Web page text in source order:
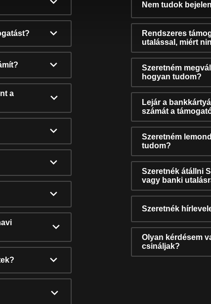
a
Nem tudok
Rendszeres
utalással, miért
Szeretném
hogyan tudom?
Lejár a
számát a
Szeretném
tudom?
Szeretnék átállni
vagy banki
Szeretnék
Olyan kérdésem
csináljak?